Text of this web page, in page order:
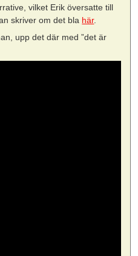
vilket Erik översatte till
skriver om det bla här.
upp det där med ”det är